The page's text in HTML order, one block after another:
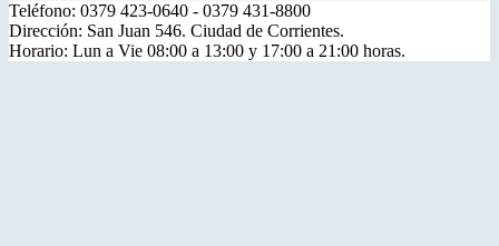
Teléfono: 0379 423-0640 - 0379 431-8800
Dirección: San Juan 546. Ciudad de Corrientes.
Horario: Lun a Vie 08:00 a 13:00 y 17:00 a 21:00 horas.